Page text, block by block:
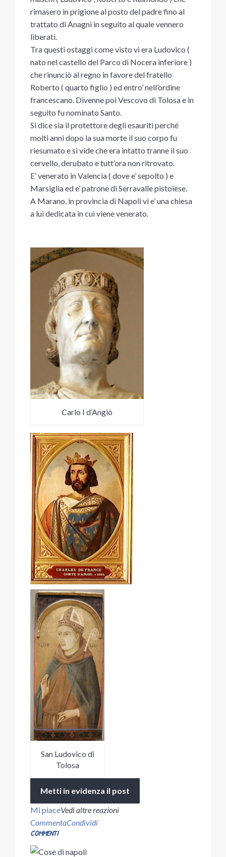
rimasero in prigione al posto del padre fino al
trattato di Anagni in seguito al quale vennero
liberati.
Tra questi ostaggi come visto vi era Ludovico (
nato nel castello del Parco di Nocera inferiore )
che rinunciò al regno in favore del fratello
Roberto ( quarto figlio ) ed entro’ nell’ordine
francescano. Divenne poi Vescovo di Tolosa e in
seguito fu nominato Santo.
Si dice sia il protettore degli esauriti perché
molti anni dopo la sua morte il suo corpo fu
riesumato e si vide che era intatto tranne il suo
cervello, derubato e tutt’ora non ritrovato.
E’ venerato in Valencia ( dove e’ sepolto ) e
Marsiglia ed e’ patrone di Serravalle pistoiese.
A Marano, in provincia di Napoli vi e’ una chiesa
a lui dedicata in cui viene venerato.
Carlo I d’Angiò
San Ludovico di
Tolosa
Metti in evidenza il post
Mi piaceVedi altre reazioni
CommentaCondividi
COMMENTI